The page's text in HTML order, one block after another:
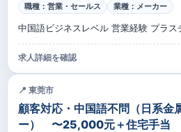
職種：営業・セールス 業種：メーカー
中国語ビジネスレベル 営業経験 プラ
求人詳細を確認
📍 東莞市
顧客対応・中国語不問（日系金
ー） 〜25,000元＋住宅手当